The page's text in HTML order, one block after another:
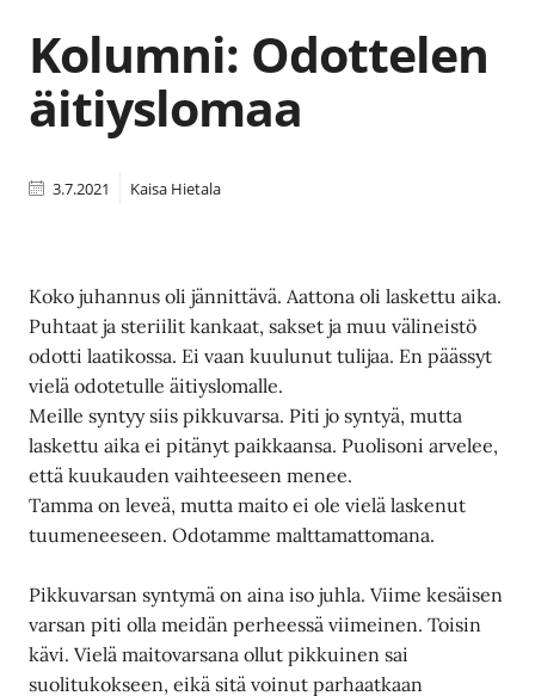
Kolumni: Odottelen
äitiyslomaa
3.7.2021 Kaisa Hietala
Koko juhannus oli jännittävä. Aattona oli laskettu aika.
Puhtaat ja steriilit kankaat, sakset ja muu välineistö
odotti laatikossa. Ei vaan kuulunut tulijaa. En päässyt
vielä odotetulle äitiyslomalle.
Meille syntyy siis pikkuvarsa. Piti jo syntyä, mutta
laskettu aika ei pitänyt paikkaansa. Puolisoni arvelee,
että kuukauden vaihteeseen menee.
Tamma on leveä, mutta maito ei ole vielä laskenut
tuumeneeseen. Odotamme malttamattomana.
Pikkuvarsan syntymä on aina iso juhla. Viime kesäisen
varsan piti olla meidän perheessä viimeinen. Toisin
kävi. Vielä maitovarsana ollut pikkuinen sai
suolitukokseen, eikä sitä voinut parhaatkaan